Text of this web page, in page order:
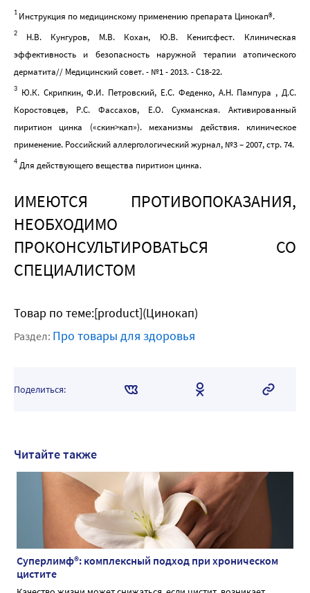
1 Инструкция по медицинскому применению препарата Цинокап®.
2
Н.В. Кунгуров, М.В. Кохан, Ю.В. Кенигсфест. Клиническая
эффективность и безопасность наружной терапии атопического
дерматита// Медицинский совет. - №1 - 2013. - С18-22.
3
Ю.К. Скрипкин, Ф.И. Петровский, Е.С. Феденко, А.Н. Пампурa , Д.С.
Коростовцев, Р.С. Фассахов, Е.О. Сукманская. Активированный
пиритион цинка («скин>кап»). механизмы действия. клиническое
применение. Российский аллергологический журнал, №3 – 2007, стр. 74.
4 Для действующего вещества пиритион цинка.
ИМЕЮТСЯ ПРОТИВОПОКАЗАНИЯ,
НЕОБХОДИМО
ПРОКОНСУЛЬТИРОВАТЬСЯ СО
СПЕЦИАЛИСТОМ
Товар по теме:[product](Цинокап)
Раздел: Про товары для здоровья
Поделиться:
Читайте также
Суперлимф®: комплексный подход при хроническом
цистите